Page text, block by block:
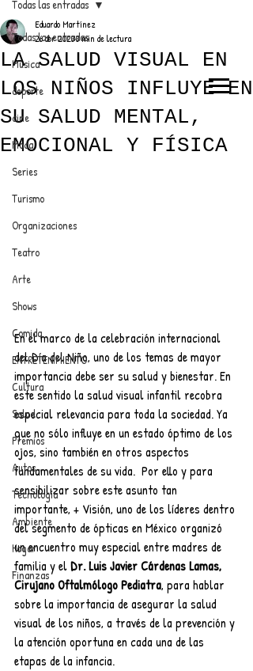
ANUNCIATE CON NOSOTROS
PARA MÁS INFORMACIÓN:
dinamicaseltrendytop@gmail.com
EL TRENDY TOP
CON EDDY MARTINEZ
Todas las entradas
Música
deporte
cine
Moda
Series
Turismo
Organizaciones
Teatro
Arte
Shows
Comida
ENTRETENIMIENTO
Cultura
Salud
Premios
Autos
Tecnología
Ambiente
Hogar
Finanzas
Todas las entradas
LA SALUD VISUAL EN
LOS NIÑOS INFLUYE EN
SU SALUD MENTAL,
EMOCIONAL Y FÍSICA
Eduardo Martínez
26 abr 20233 min de lectura
En el marco de la celebración internacional
del Día del Niño, uno de los temas de mayor
importancia debe ser su salud y bienestar. En
este sentido la salud visual infantil recobra
especial relevancia para toda la sociedad. Ya
que no sólo influye en un estado óptimo de los
ojos, sino también en otros aspectos
fundamentales de su vida.  Por ello y para
sensibilizar sobre este asunto tan
importante, + Visión, uno de los líderes dentro
del segmento de ópticas en México organizó
un encuentro muy especial entre madres de
familia y el Dr. Luis Javier Cárdenas Lamas,
Cirujano Oftalmólogo Pediatra, para hablar
sobre la importancia de asegurar la salud
visual de los niños, a través de la prevención y
la atención oportuna en cada una de las
etapas de la infancia.